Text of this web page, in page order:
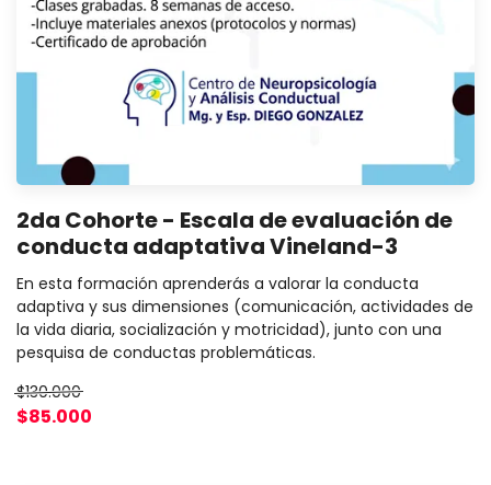
2da Cohorte - Escala de evaluación de
conducta adaptativa Vineland-3
En esta formación aprenderás a valorar la conducta
adaptiva y sus dimensiones (comunicación, actividades de
la vida diaria, socialización y motricidad), junto con una
pesquisa de conductas problemáticas.
$130.000
$85.000